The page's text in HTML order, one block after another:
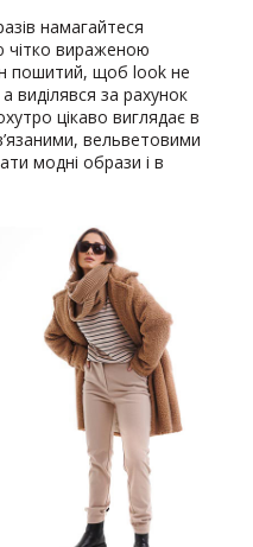
намагайтеся
чітко вираженою
пошитий, щоб look не
виділявся за рахунок
цікаво виглядає в
вельветовими
модні образи і в